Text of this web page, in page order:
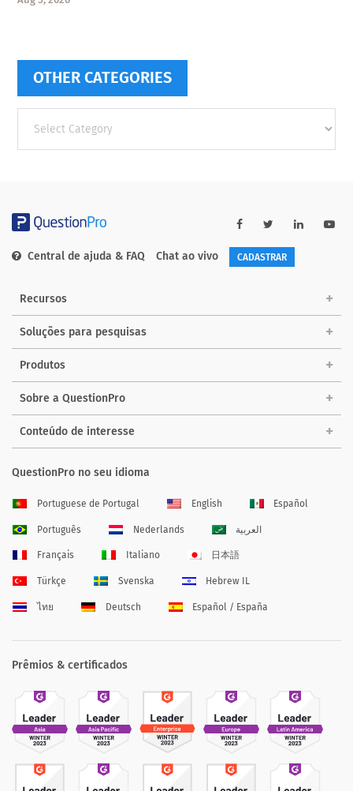
OTHER CATEGORIES
categories
Central de ajuda & FAQ Chat ao vivo CADASTRAR
Recursos
Soluções para pesquisas
Produtos
Sobre a QuestionPro
Conteúdo de interesse
QuestionPro no seu idioma
Portuguese de Portugal English Español
Português Nederlands العربية
Français Italiano 日本語
Türkçe Svenska Hebrew IL
ไทย Deutsch Español / España
Prêmios & certificados